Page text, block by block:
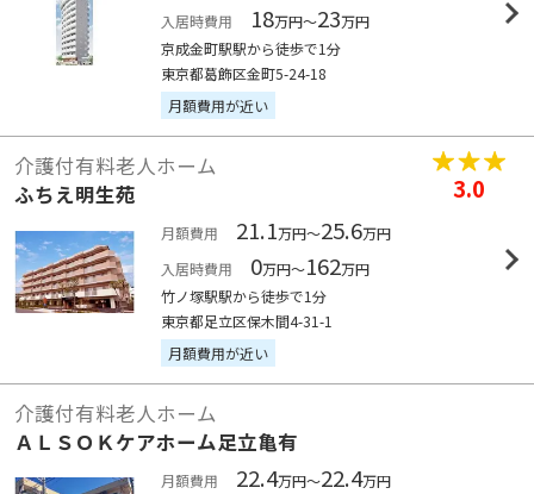
入居時費用
18万円～23万円
京成金町駅駅から徒歩で1分
東京都葛飾区金町5-24-18
月額費用が近い
介護付有料老人ホーム
ふちえ明生苑
3.0
月額費用 21.1万円～25.6万円
入居時費用
0万円～162万円
竹ノ塚駅駅から徒歩で1分
東京都足立区保木間4-31-1
月額費用が近い
介護付有料老人ホーム
ＡＬＳＯＫケアホーム足立亀有
月額費用 22.4万円～22.4万円